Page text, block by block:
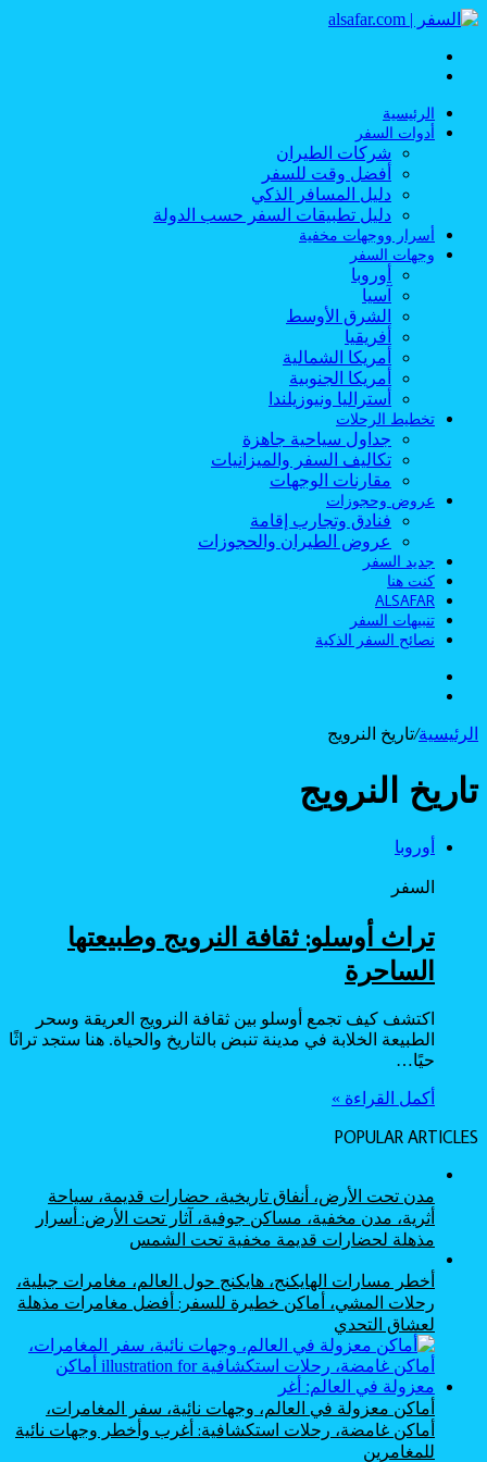
الرئيسية
أدوات السفر
شركات الطيران
أفضل وقت للسفر
دليل المسافر الذكي
دليل تطبيقات السفر حسب الدولة
أسرار ووجهات مخفية
وجهات السفر
أوروبا
آسيا
الشرق الأوسط
أفريقيا
أمريكا الشمالية
أمريكا الجنوبية
أستراليا ونيوزيلندا
تخطيط الرحلات
جداول سياحية جاهزة
تكاليف السفر والميزانيات
مقارنات الوجهات
عروض وحجوزات
فنادق وتجارب إقامة
عروض الطيران والحجوزات
جديد السفر
كنت هنا
ALSAFAR
تنبيهات السفر
نصائح السفر الذكية
الرئيسية/تاريخ النرويج
تاريخ النرويج
أوروبا
السفر
تراث أوسلو: ثقافة النرويج وطبيعتها
الساحرة
اكتشف كيف تجمع أوسلو بين ثقافة النرويج العريقة وسحر
الطبيعة الخلابة في مدينة تنبض بالتاريخ والحياة. هنا ستجد تراثًا
حيًا…
أكمل القراءة »
POPULAR ARTICLES
مدن تحت الأرض، أنفاق تاريخية، حضارات قديمة، سياحة
أثرية، مدن مخفية، مساكن جوفية، آثار تحت الأرض: أسرار
مذهلة لحضارات قديمة مخفية تحت الشمس
أخطر مسارات الهايكنج، هايكنج حول العالم، مغامرات جبلية،
رحلات المشي، أماكن خطيرة للسفر: أفضل مغامرات مذهلة
لعشاق التحدي
أماكن معزولة في العالم، وجهات نائية، سفر المغامرات،
أماكن غامضة، رحلات استكشافية: أغرب وأخطر وجهات نائية
للمغامرين